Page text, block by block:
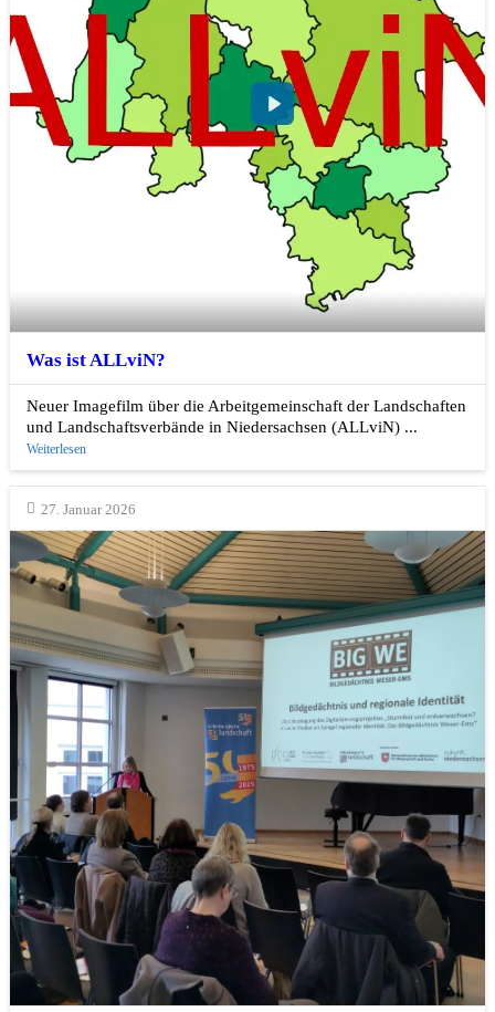
Was ist ALLviN?
Neuer Imagefilm über die Arbeitgemeinschaft der Landschaften
und Landschaftsverbände in Niedersachsen (ALLviN) ...
Weiterlesen
27. Januar 2026